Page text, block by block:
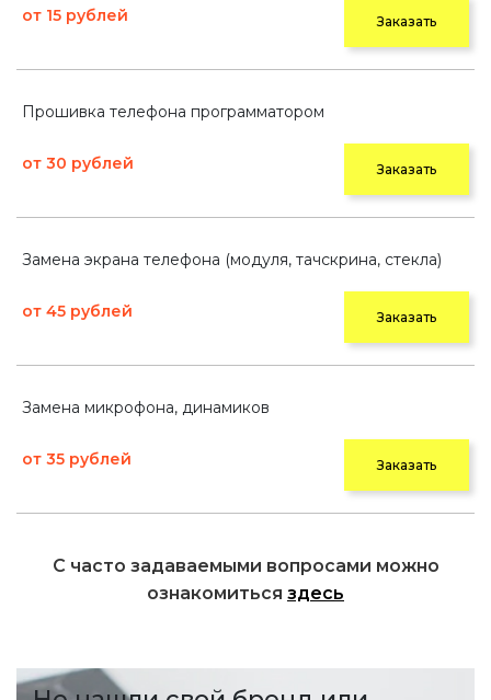
от 15 рублей Заказать
Прошивка телефона программатором
от 30 рублей Заказать
Замена экрана телефона (модуля, тачскрина, стекла)
от 45 рублей Заказать
Замена микрофона, динамиков
от 35 рублей Заказать
С часто задаваемыми вопросами можно
ознакомиться здесь